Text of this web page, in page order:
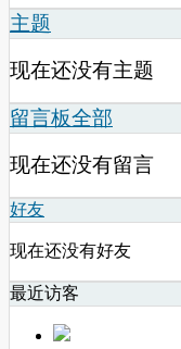
主题
现在还没有主题
留言板全部
现在还没有留言
好友
现在还没有好友
最近访客